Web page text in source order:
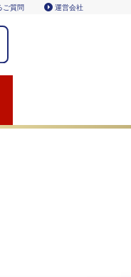
ご質問 運営会社